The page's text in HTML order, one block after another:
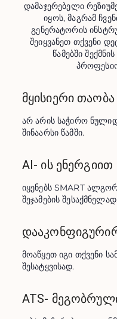
დამაჯერებელი
იყოს, მაგრამ
გენერატორის
შეიყვანეთ თქვენი
წამებში
მყისიერი თაობა
არ არის საჭირო
შინაარსი წამში.
AI- ის ენერგიით
იყენებს SMART
შეჯამების
მოაწყეთ იგი თქვენი
შესატყვისად.
ATS-